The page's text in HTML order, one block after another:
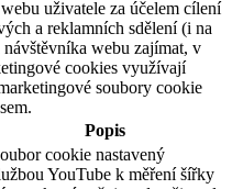
uživatele za účelem cílení
a reklamních sdělení (i na
webu zajímat, v
cookies využívají
soubory cookie
Popis
cookie nastavený
YouTube k měření šířky